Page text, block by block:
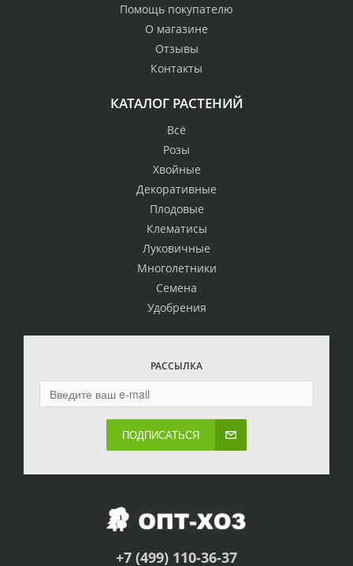
Помощь покупателю
О магазине
Отзывы
Контакты
КАТАЛОГ РАСТЕНИЙ
Всё
Розы
Хвойные
Декоративные
Плодовые
Клематисы
Луковичные
Многолетники
Семена
Удобрения
РАССЫЛКА
ПОДПИСАТЬСЯ
+7 (499) 110-36-37